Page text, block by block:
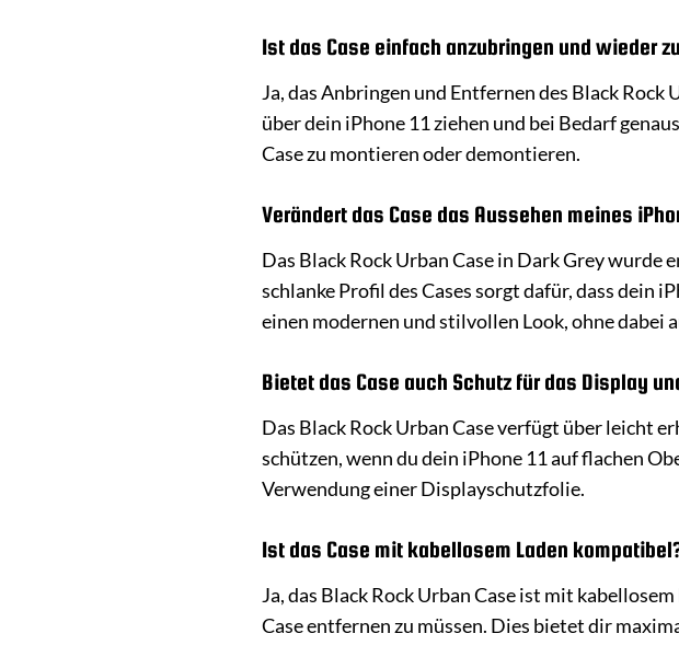
Ist das Case einfach anzubringen und wieder
Ja, das Anbringen und Entfernen des Black
über dein iPhone 11 ziehen und bei Bedarf
Case zu montieren oder demontieren.
Verändert das Case das Aussehen meines
Das Black Rock Urban Case in Dark Grey wurde
schlanke Profil des Cases sorgt dafür, dass dein
einen modernen und stilvollen Look, ohne dabei
Bietet das Case auch Schutz für das Display
Das Black Rock Urban Case verfügt über leicht
schützen, wenn du dein iPhone 11 auf flachen
Verwendung einer Displayschutzfolie.
Ist das Case mit kabellosem Laden
Ja, das Black Rock Urban Case ist mit
Case entfernen zu müssen. Dies bietet dir